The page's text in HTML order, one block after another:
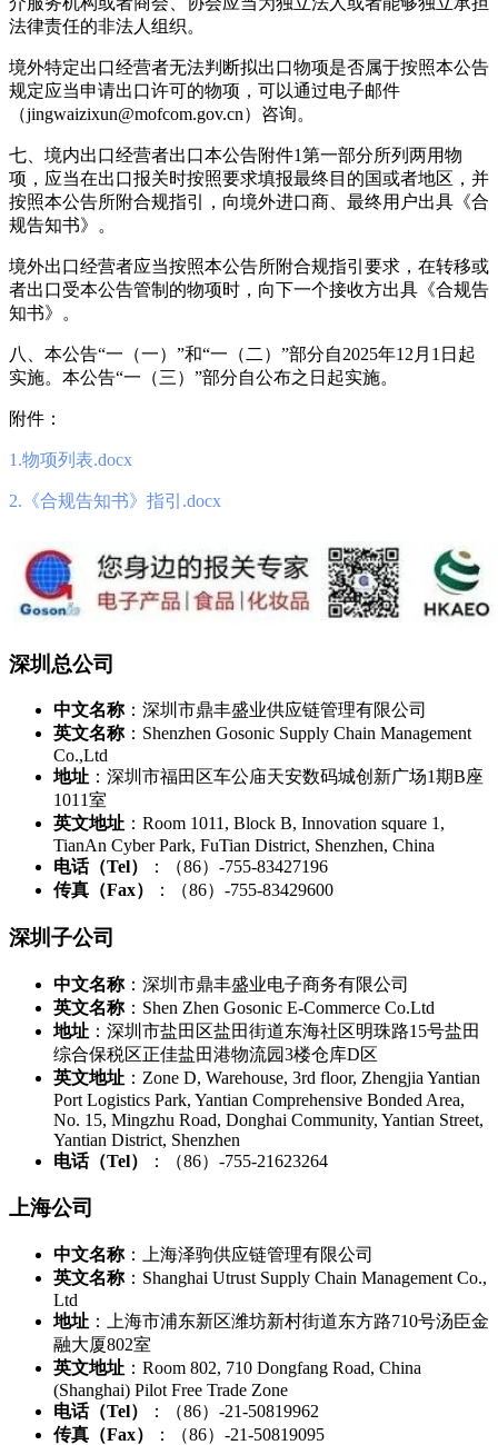
法律责任的非法人组织。
境外特定出口经营者无法判断拟出口物项是否属于按照本公告
规定应当申请出口许可的物项，可以通过电子邮件
（jingwaizixun@mofcom.gov.cn）咨询。
七、境内出口经营者出口本公告附件1第一部分所列两用物
项，应当在出口报关时按照要求填报最终目的国或者地区，并
按照本公告所附合规指引，向境外进口商、最终用户出具《合
规告知书》。
境外出口经营者应当按照本公告所附合规指引要求，在转移或
者出口受本公告管制的物项时，向下一个接收方出具《合规告
知书》。
八、本公告“一（一）”和“一（二）”部分自2025年12月1日起
实施。本公告“一（三）”部分自公布之日起实施。
附件：
1.物项列表.docx
2.《合规告知书》指引.docx
深圳总公司
中文名称：深圳市鼎丰盛业供应链管理有限公司
英文名称：Shenzhen Gosonic Supply Chain Management
Co.,Ltd
地址 ：深圳市福田区车公庙天安数码城创新广场1期B座
1011室
英文地址 ：Room 1011, Block B, Innovation square 1,
TianAn Cyber Park, FuTian District, Shenzhen, China
电话（Tel）
：（86）-755-83427196
传真（Fax）
：（86）-755-83429600
深圳子公司
中文名称：深圳市鼎丰盛业电子商务有限公司
英文名称：Shen Zhen Gosonic E-Commerce Co.Ltd
地址 ：深圳市盐田区盐田街道东海社区明珠路15号盐田
综合保税区正佳盐田港物流园3楼仓库D区
英文地址 ：Zone D, Warehouse, 3rd floor, Zhengjia Yantian
Port Logistics Park, Yantian Comprehensive Bonded Area,
No. 15, Mingzhu Road, Donghai Community, Yantian Street,
Yantian District, Shenzhen
电话（Tel）
：（86）-755-21623264
上海公司
中文名称：上海泽驹供应链管理有限公司
英文名称：Shanghai Utrust Supply Chain Management Co.,
Ltd
地址 ：上海市浦东新区潍坊新村街道东方路710号汤臣金
融大厦802室
英文地址 ：Room 802, 710 Dongfang Road, China
(Shanghai) Pilot Free Trade Zone
电话（Tel）
：（86）-21-50819962
传真（Fax）
：（86）-21-50819095